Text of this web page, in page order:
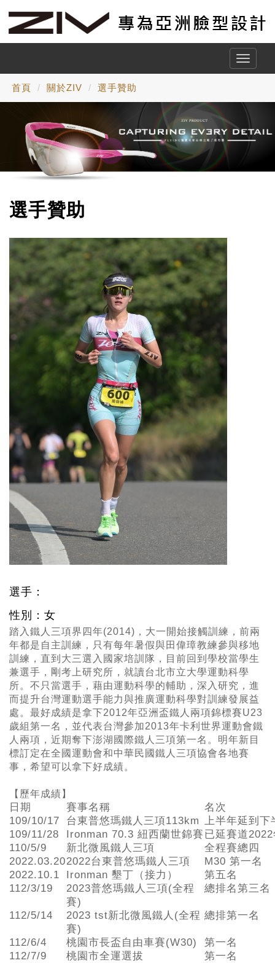
Toggle
首頁 關於ZIV 選手贊助
選手贊助
選手：
性別：女
踏入鐵人三項界四年(2014)，大一開始接觸訓練，前兩
年都是自主訓練，只有每年暑假與田偉璋教練參與移地
訓練，直到大三選入國家培訓隊，目前回到學校當學生
兼選手，剛考上研究所，就讀台北市立大學運動科學
所。不只當選手，藉由運動科學的輔助，深入研究，進
而提升台灣運動選手能力與推廣運動科學對訓練發展益
處。最好成績是拿下2012年亞洲盃鐵人兩項錦標賽U23
歲組第一名，並代表台灣參加2013年卡利世界運動會鐵
人兩項，近期奪下澎湖國際鐵人三項第一名。明年新目
標訂定在全國運動會和中華民國鐵人三項協會各地賽
事，希望可以拿下好成績。
【歷年成績】
日期 賽事名稱
名次
109/10/17
台東普悠瑪鐵人三項113km 上半年延到下
109/11/28
Ironman 70.3 紐西蘭世錦賽 已延賽道
110/5/9
新北微風鐵人三項
全程賽總四
2022.03.202022台東普悠瑪鐵人三項
M30 第一名
2022.10.1
Ironman 墾丁（接力）
第五名
112/3/19
2023普悠瑪鐵人三項(全程
賽)
總排名第三名
112/5/14
2023 tst新北微風鐵人(全程
賽)
總排第一名
112/6/4 桃園市長盃自由車賽(W30)
第一名
112/7/9
桃園市全運選拔
第一名